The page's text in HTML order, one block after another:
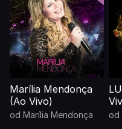
Marília Mendonça
(Ao Vivo)
od Marília Mendonça od